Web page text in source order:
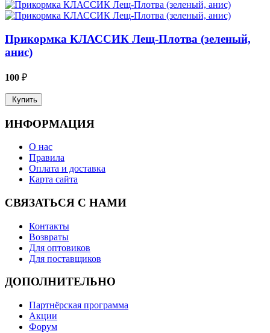
Прикормка КЛАССИК Лещ-Плотва (зеленый,
анис)
100 ₽
Купить
ИНФОРМАЦИЯ
О нас
Правила
Оплата и доставка
Карта сайта
СВЯЗАТЬСЯ С НАМИ
Контакты
Возвраты
Для оптовиков
Для поставщиков
ДОПОЛНИТЕЛЬНО
Партнёрская программа
Акции
Форум